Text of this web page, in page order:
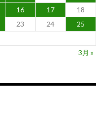
16 17
18
23 24
25
3月 »